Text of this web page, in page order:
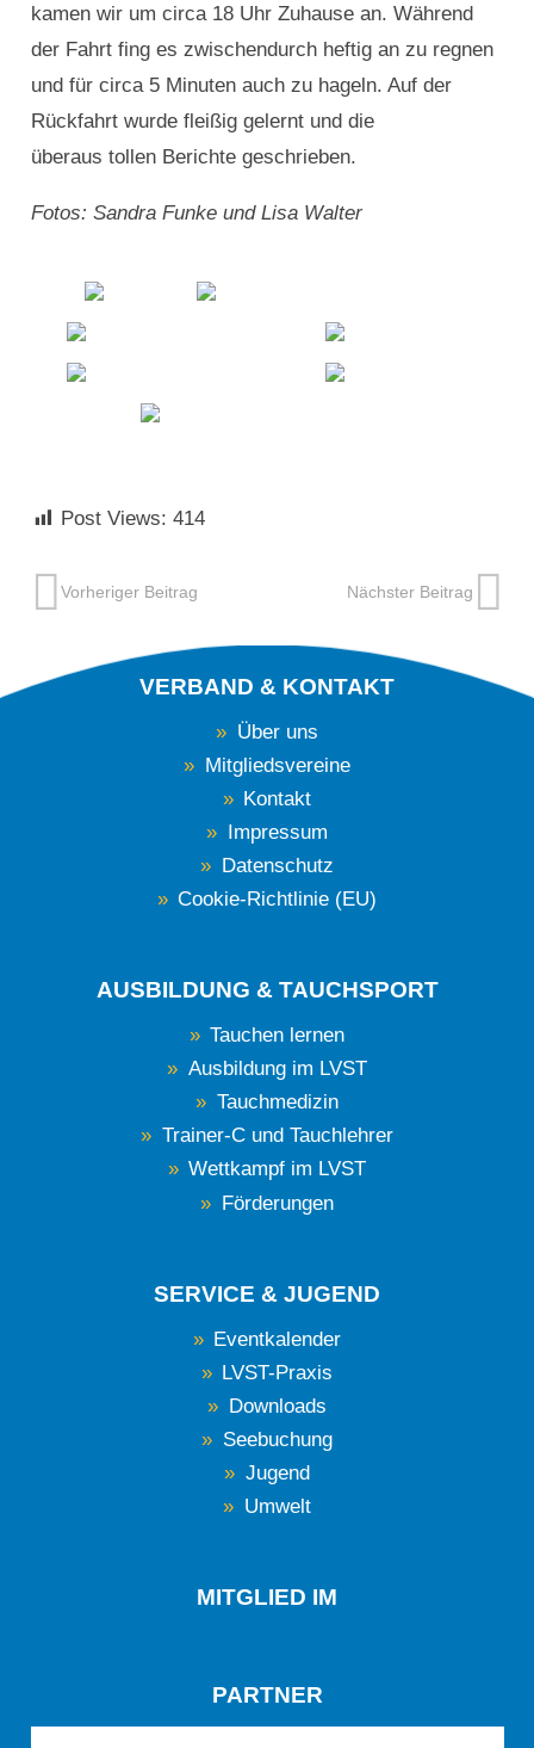
kamen wir um circa 18 Uhr Zuhause an. Während
der Fahrt fing es zwischendurch heftig an zu regnen
und für circa 5 Minuten auch zu hageln. Auf der
Rückfahrt wurde fleißig gelernt und die
überaus tollen Berichte geschrieben.
Fotos: Sandra Funke und Lisa Walter
Post Views: 414
Vorheriger Beitrag Nächster Beitrag
VERBAND & KONTAKT
Über uns
Mitgliedsvereine
Kontakt
Impressum
Datenschutz
Cookie-Richtlinie (EU)
AUSBILDUNG & TAUCHSPORT
Tauchen lernen
Ausbildung im LVST
Tauchmedizin
Trainer-C und Tauchlehrer
Wettkampf im LVST
Förderungen
SERVICE & JUGEND
Eventkalender
LVST-Praxis
Downloads
Seebuchung
Jugend
Umwelt
MITGLIED IM
PARTNER